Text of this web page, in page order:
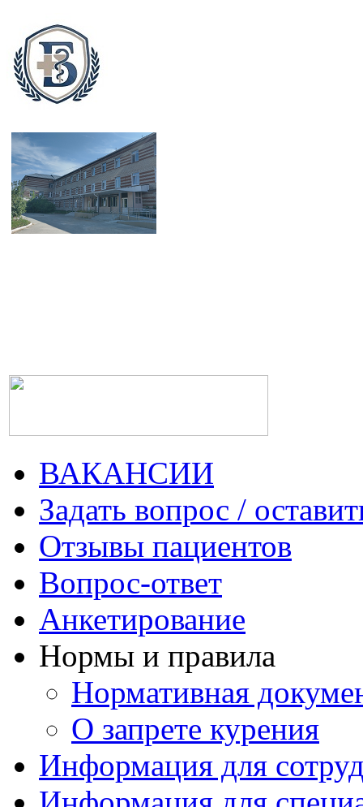
ВАКАНСИИ
Задать вопрос /
Отзывы пациентов
Вопрос-ответ
Анкетирование
Нормы и правила
Нормативная
О запрете курения
Информация для